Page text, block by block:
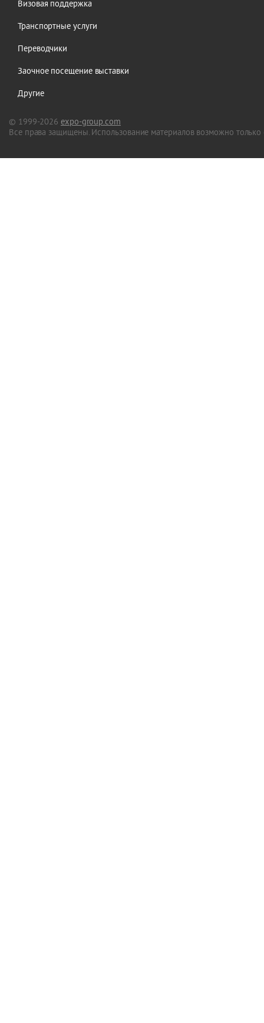
Визовая поддержка
Транспортные услуги
Переводчики
Заочное посещение выставки
Другие
© 1999-2026 expo-group.com
Все права защищены. Использование материалов возможно